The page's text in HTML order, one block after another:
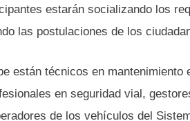
estarán socializando los
las postulaciones de los
están técnicos en
en seguridad vial,
de los vehículos del